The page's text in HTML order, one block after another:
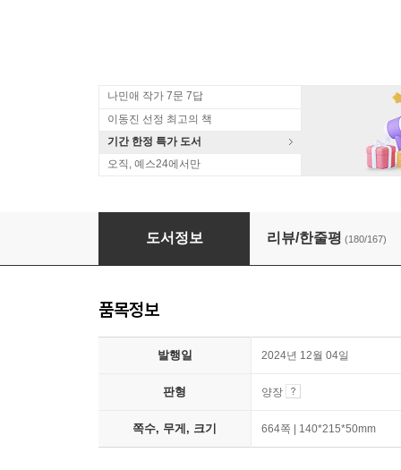
나민애 작가 7문 7답
이동진 선정 최고의 책
기간 한정 특가 도서
오직, 예스24에서만
반 고흐, 영혼의 편지 + 영원한 예술의 시작 세트
도서정보 리뷰/한줄평 (180/167)
품목정보
발행일 2024년 12월 04일
판형 양장
쪽수, 무게, 크기 664쪽 | 140*215*50mm